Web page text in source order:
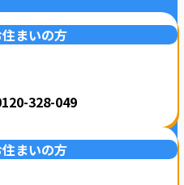
まいの方
328-049
まいの方